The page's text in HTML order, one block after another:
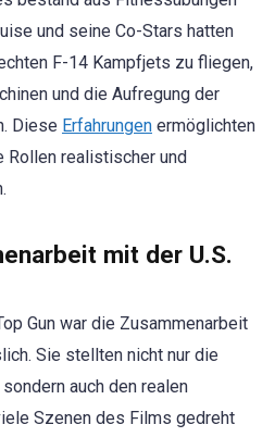
und seine Co-Stars hatten
F-14 Kampfjets zu fliegen,
und die Aufregung der
Diese Erfahrungen ermöglichten
Rollen realistischer und
mit der U.S.
Gun war die Zusammenarbeit
Sie stellten nicht nur die
auch den realen
Szenen des Films gedreht